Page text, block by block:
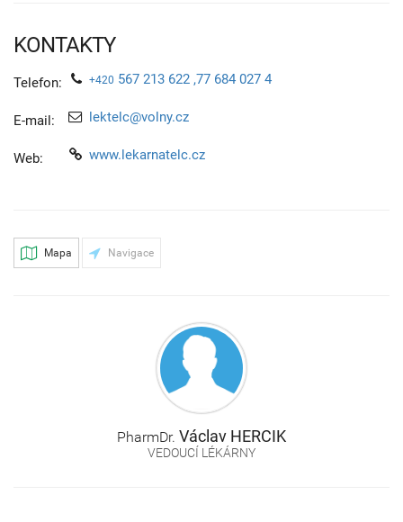
KONTAKTY
Telefon: +420 567 213 622 ,77 684 027 4
E-mail: lektelc@volny.cz
Web: www.lekarnatelc.cz
Mapa Navigace
PharmDr. Václav HERCIK
VEDOUCÍ LÉKÁRNY